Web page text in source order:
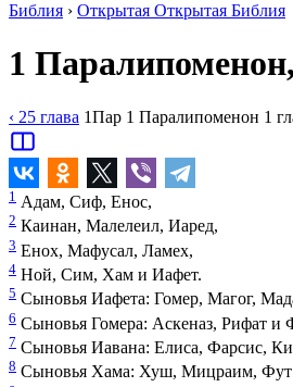
Библия › Открытая Открытая Библия
1
‹ 25 глава 1Пар 1 Паралипоменон 1
1 Адам, Сиф, Енос,
2 Каинан, Малелеил, Иаред,
3 Енох, Мафусал, Ламех,
4 Ной, Сим, Хам и Иафет.
5 Сыновья Иафета: Гомер, Магог,
6 Сыновья Гомера: Аскеназ, Рифат и
7 Сыновья Иавана: Елиса, Фарсис,
8 Сыновья Хама: Хуш, Мицраим, Фут